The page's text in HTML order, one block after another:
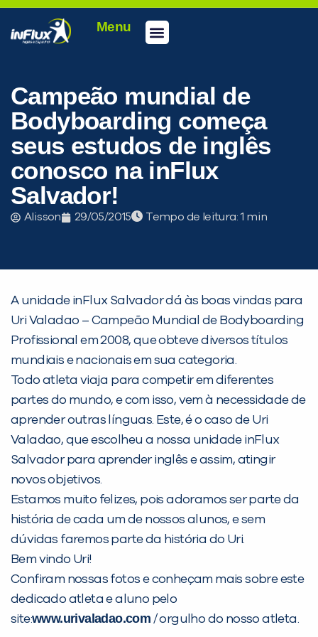
Menu
Campeão mundial de
Bodyboarding começa
seus estudos de inglês
conosco na inFlux
Salvador!
Alisson 29/05/2015 Tempo de leitura:
A unidade inFlux Salvador dá às boas vindas para
Uri Valadao – Campeão Mundial de Bodyboarding
Profissional em 2008, que obteve diversos títulos
mundiais e nacionais em sua categoria.
Todo atleta viaja para competir em diferentes
partes do mundo, e com isso, vem à necessidade de
aprender outras línguas. Este, é o caso de Uri
Valadao, que escolheu a nossa unidade inFlux
Salvador para aprender inglês e assim, atingir
novos objetivos.
Estamos muito felizes, pois adoramos ser parte da
história de cada um de nossos alunos, e sem
dúvidas faremos parte da história do Uri.
Bem vindo Uri!
Confiram nossas fotos e conheçam mais sobre este
dedicado atleta e aluno pelo
site:www.urivaladao.com / orgulho do nosso atleta.
Desculpe!
Não encontramos nenhuma unidade
Preencha com seus dados abaixo e
já vamos te colocar em contato
com a